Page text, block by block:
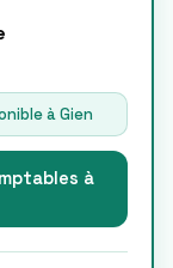
àGien
à